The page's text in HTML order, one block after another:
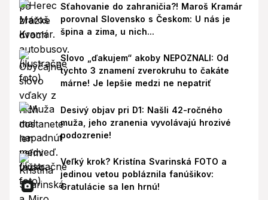
Sťahovanie do zahraničia?! Maroš Kramár
porovnal Slovensko s Českom: U nás je
špina a zima, u nich...
Slovo „ďakujem“ akoby NEPOZNALI: Od
týchto 3 znamení zverokruhu to čakáte
márne! Je lepšie medzi ne nepatriť
Desivý objav pri D1: Našli 42-ročného
muža, jeho zranenia vyvolávajú hrozivé
podozrenie!
Veľký krok? Kristína Svarinská FOTO a
jedinou vetou pobláznila fanúšikov:
Gratulácie sa len hrnú!